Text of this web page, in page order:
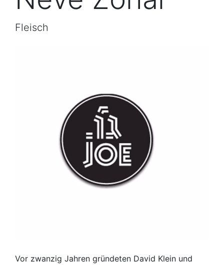
Fleisch
Vor zwanzig Jahren gründeten David Klein und